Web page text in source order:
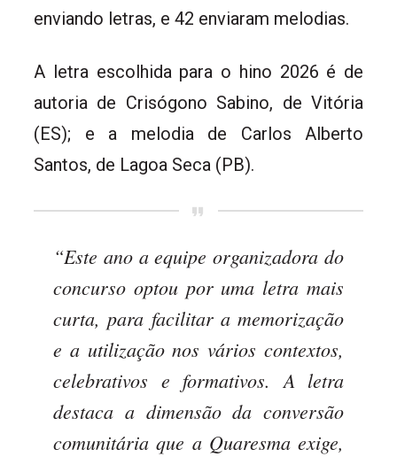
enviando letras, e 42 enviaram melodias.
A letra escolhida para o hino 2026 é de
autoria de Crisógono Sabino, de Vitória
(ES); e a melodia de Carlos Alberto
Santos, de Lagoa Seca (PB).
“Este ano a equipe organizadora do
concurso optou por uma letra mais
curta, para facilitar a memorização
e a utilização nos vários contextos,
celebrativos e formativos. A letra
destaca a dimensão da conversão
comunitária que a Quaresma exige,